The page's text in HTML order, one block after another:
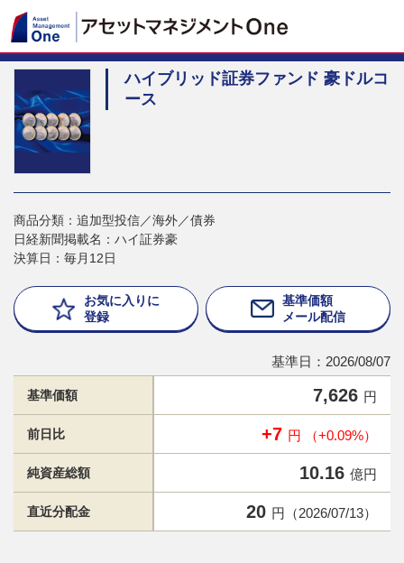
ハイブリッド証券ファンド 豪ドルコ
ース
商品分類：追加型投信／海外／債券
日経新聞掲載名：ハイ証券豪
決算日：毎月12日
お気に入りに
登録
基準価額
メール配信
基準日：2026/08/07
基準価額 7,626 円
前日比 +7 円 （+0.09%）
純資産総額 10.16 億円
直近分配金 20 円（2026/07/13）